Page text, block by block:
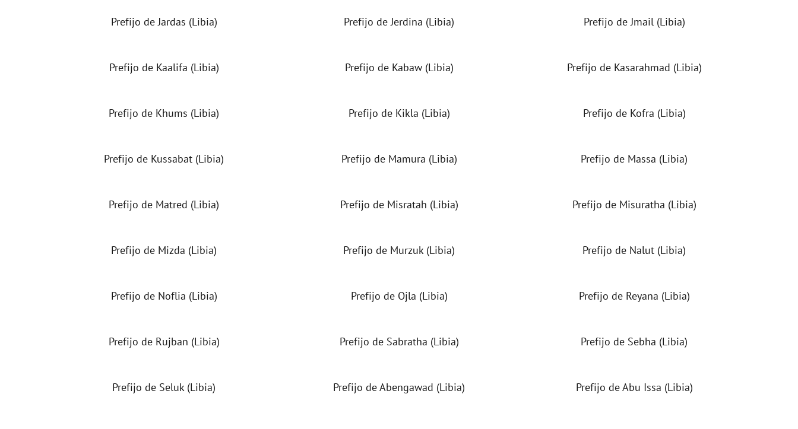
Prefijo de Jardas (Libia) Prefijo de Jerdina (Libia) Prefijo de Jmail (Libia)
Prefijo de Kaalifa (Libia) Prefijo de Kabaw (Libia) Prefijo de Kasarahmad (Libia)
Prefijo de Khums (Libia) Prefijo de Kikla (Libia) Prefijo de Kofra (Libia)
Prefijo de Kussabat (Libia) Prefijo de Mamura (Libia) Prefijo de Massa (Libia)
Prefijo de Matred (Libia) Prefijo de Misratah (Libia) Prefijo de Misuratha (Libia)
Prefijo de Mizda (Libia) Prefijo de Murzuk (Libia) Prefijo de Nalut (Libia)
Prefijo de Noflia (Libia) Prefijo de Ojla (Libia) Prefijo de Reyana (Libia)
Prefijo de Rujban (Libia) Prefijo de Sabratha (Libia) Prefijo de Sebha (Libia)
Prefijo de Seluk (Libia) Prefijo de Abengawad (Libia) Prefijo de Abu Issa (Libia)